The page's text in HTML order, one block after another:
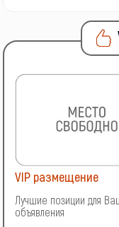
VIP размещение
Лучшие позиции для
объявления